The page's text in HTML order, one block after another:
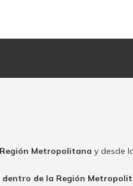
Región Metropolitana y desde
dentro de la Región